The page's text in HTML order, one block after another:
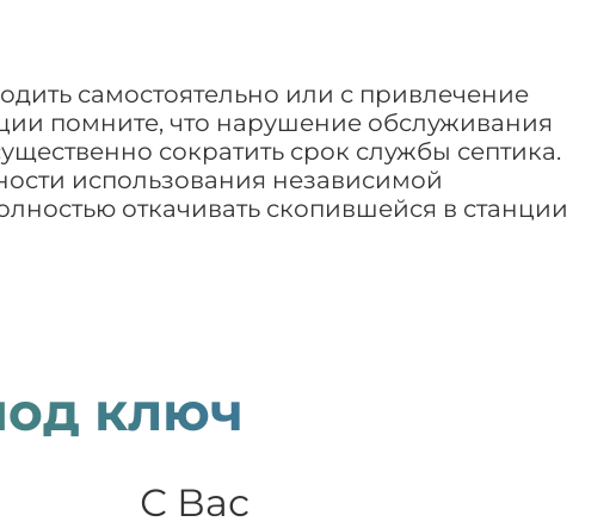
самостоятельно или с привлечение
помните, что нарушение обслуживания
сократить срок службы септика.
использования независимой
откачивать скопившейся в станции
ключ
С Вас